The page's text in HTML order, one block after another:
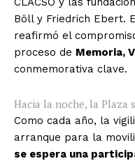
Böll y Friedrich Ebert.
reafirmó el
proceso de Memoria,
conmemorativa clave.
Hacia la noche, la Plaza
Como cada año, la
arranque para la
se espera una